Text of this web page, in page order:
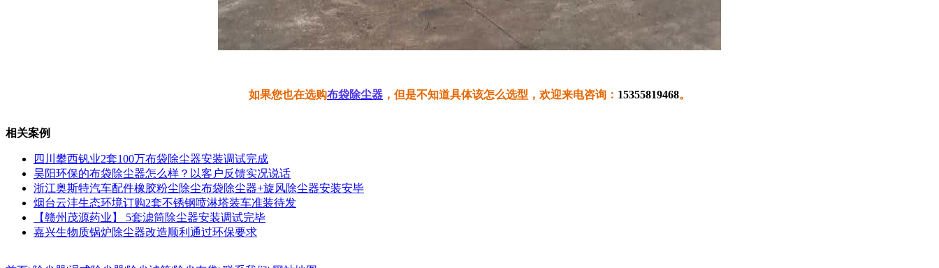
如果您也在选购布袋除尘器 ，但是不知道具体该怎么选型，欢迎来电咨询： 15355819468。
相关案例
四川攀西钒业2套100万布袋除尘器安装调试完成
昊阳环保的布袋除尘器怎么样？以客户反馈实况说话
浙江奥斯特汽车配件橡胶粉尘除尘布袋除尘器+旋风除尘器安装安毕
烟台云沣生态环境订购2套不锈钢喷淋塔装车准装待发
【赣州茂源药业】 5套滤筒除尘器安装调试完毕
嘉兴生物质锅炉除尘器改造顺利通过环保要求